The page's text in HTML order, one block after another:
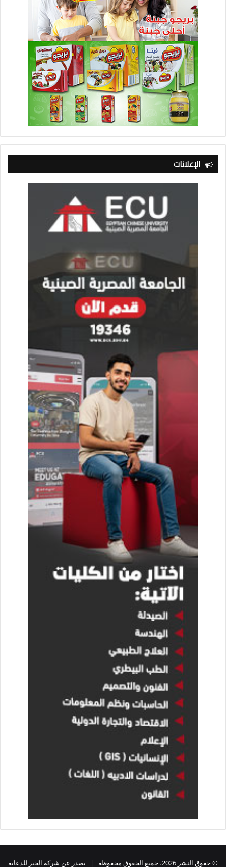
الإعلانات
© حقوق النشر 2026، جميع الحقوق محفوظة | يصدر عن شركة الخبر للدعاية